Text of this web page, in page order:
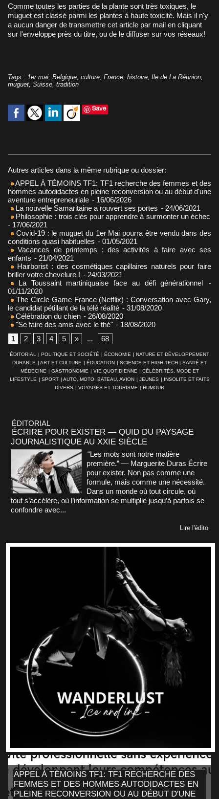
Comme toutes les parties de la plante sont très toxiques, le
muguet est classé parmi les plantes à haute toxicité. Mais il n'y
a aucun danger de transmettre cet article par mail en cliquant
sur l'enveloppe près du titre, ou de le diffuser sur vos réseaux!
Tags : 1er mai Belgique culture France histoire Ile de La Réunion
muguet Suisse tradition
Save
Autres articles dans la même rubrique ou dossier:
APPEL À TÉMOINS TF1: TF1 recherche des femmes et des
hommes autodidactes en pleine reconversion ou au début d'une
aventure entrepreneuriale - 16/06/2026
La nouvelle Samaritaine a rouvert ses portes - 24/06/2021
Philosophie : trois clés pour apprendre à surmonter un échec
- 17/06/2021
Covid-19 : le muguet du 1er Mai pourra être vendu dans des
conditions quasi habituelles - 01/05/2021
Vacances de printemps : des activités à faire avec ses
enfants - 21/04/2021
Hairborist : des cosmétiques capillaires naturels pour faire
briller votre chevelure ! - 24/03/2021
La Toussaint martiniquaise face au défi générationnel
-
01/11/2020
The Circle Game France (Netflix) : Conversation avec Gary,
le candidat pétillant de la télé réalité - 31/08/2020
Célébration du chien - 26/08/2020
"Se faire des amis avec le thé" - 18/08/2020
1
2 3 4 5 » ... 68
ÉDITORIAL | POLITIQUE ET SOCIÉTÉ | ÉCONOMIE | NATURE ET DÉVELOPPEMENT
DURABLE | ART ET CULTURE | ÉDUCATION | SCIENCE ET HIGH-TECH | SANTÉ ET
MÉDECINE | GASTRONOMIE | VIE QUOTIDIENNE | CÉLÉBRITÉS, MODE ET
LIFESTYLE | SPORT | AUTO, MOTO, BATEAU, AVION | JEUNES | INSOLITE ET FAITS
DIVERS | VOYAGES ET TOURISME | HUMOUR
ÉDITORIAL
ÉCRIRE POUR EXISTER — QUID DU PAYSAGE
JOURNALISTIQUE AU XXIE SIÈCLE
“Les mots sont notre matière
première.” — Marguerite Duras Écrire
pour exister. Non pas comme une
formule, mais comme une nécessité.
Dans un monde où tout circule, où
tout s’accélère, où l’information se multiplie jusqu’à parfois se
confondre avec...
Lire l'édito
APPEL À TÉMOINS TF1: TF1 RECHERCHE DES
FEMMES ET DES HOMMES AUTODIDACTES EN
PLEINE RECONVERSION OU AU DÉBUT D'UNE